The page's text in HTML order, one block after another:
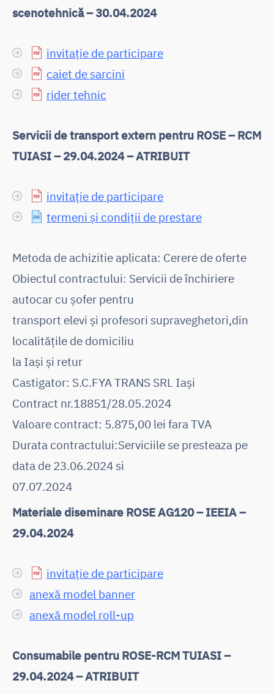
scenotehnică – 30.04.2024
invitație de participare
caiet de sarcini
rider tehnic
Servicii de transport extern pentru ROSE – RCM
TUIASI – 29.04.2024 – ATRIBUIT
invitație de participare
termeni și condiții de prestare
Metoda de achizitie aplicata: Cerere de oferte
Obiectul contractului: Servicii de închiriere
autocar cu șofer pentru
transport elevi și profesori supraveghetori,din
localitățile de domiciliu
la Iași și retur
Castigator: S.C.FYA TRANS SRL Iași
Contract nr.18851/28.05.2024
Valoare contract: 5.875,00 lei fara TVA
Durata contractului:Serviciile se presteaza pe
data de 23.06.2024 si
07.07.2024
Materiale diseminare ROSE AG120 – IEEIA –
29.04.2024
invitație de participare
anexă model banner
anexă model roll-up
Consumabile pentru ROSE-RCM TUIASI –
29.04.2024 – ATRIBUIT